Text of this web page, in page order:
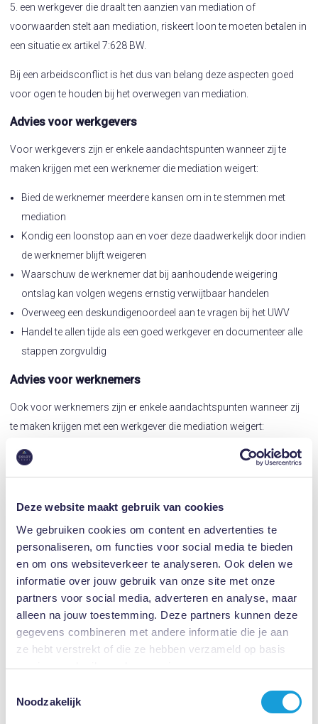
Deze website maakt gebruik van cookies
We gebruiken cookies om content en advertenties te
personaliseren, om functies voor social media te bieden
en om ons websiteverkeer te analyseren. Ook delen we
informatie over jouw gebruik van onze site met onze
partners voor social media, adverteren en analyse, maar
alleen na jouw toestemming. Deze partners kunnen deze
gegevens combineren met andere informatie die je aan
ze hebt verstrekt of die ze hebben verzameld op basis
van jouw gebruik van hun services.
Noodzakelijk
5. een werkgever die draalt ten aanzien van mediation of
voorwaarden stelt aan mediation, riskeert loon te moeten betalen in
een situatie ex artikel 7:628 BW.
Bij een arbeidsconflict is het dus van belang deze aspecten goed
voor ogen te houden bij het overwegen van mediation.
Advies voor werkgevers
Voor werkgevers zijn er enkele aandachtspunten wanneer zij te
maken krijgen met een werknemer die mediation weigert:
Bied de werknemer meerdere kansen om in te stemmen met
mediation
Kondig een loonstop aan en voer deze daadwerkelijk door indien
de werknemer blijft weigeren
Waarschuw de werknemer dat bij aanhoudende weigering
ontslag kan volgen wegens ernstig verwijtbaar handelen
Overweeg een deskundigenoordeel aan te vragen bij het UWV
Handel te allen tijde als een goed werkgever en documenteer alle
stappen zorgvuldig
Advies voor werknemers
Ook voor werknemers zijn er enkele aandachtspunten wanneer zij
te maken krijgen met een werkgever die mediation weigert:
Blijf mediation voorstellen, ook als de werkgever het eerder heeft
afgewezen
heeft
Laat de werkgever de mediator kiezen
Vraag de werkgever om met alternatieve manieren voor
conflictoplossing te komen
Overweeg juridische stappen, zoals het aanvragen van een billijke
vergoeding, indien de werkgever hardnekkig blijft weigeren.
Haalbaarheidsonderzoek en vrijwilligheid
zinvol is en hoe het het best kan worden aangepakt. Na een dergelijk